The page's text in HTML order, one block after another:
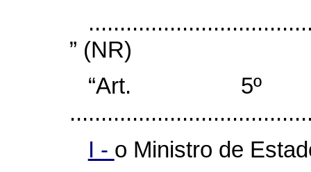
” (NR)
“Art.
I - o Ministro de